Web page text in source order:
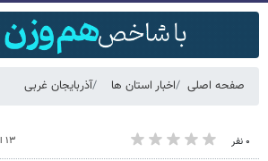
صفحه اصلی اخبار استان ها آذربایجان غربی
۰ نفر ۱۳ اسفند ۱۴۰۲ - ۱۲:۳۱